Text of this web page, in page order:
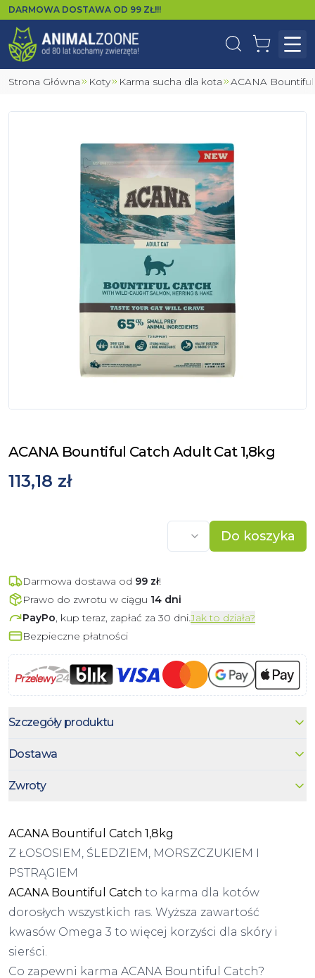
DARMOWA DOSTAWA OD 99 ZŁ!!!
WyszukajKoszyk
Strona Główna Koty Karma sucha dla kota ACANA
ACANA Bountiful Catch Adult Cat 1,8kg
113,18 zł
Do koszyka
Darmowa dostawa od 99 zł!
Prawo do zwrotu w ciągu 14 dni
PayPo, kup teraz, zapłać za 30 dni.Jak to działa?
Bezpieczne płatności
Szczegóły produktu
Dostawa
Zwroty
ACANA Bountiful Catch 1,8kg
Z ŁOSOSIEM, ŚLEDZIEM, MORSZCZUKIEM I
PSTRĄGIEM
ACANA Bountiful Catch to karma dla kotów
dorosłych wszystkich ras. Wyższa zawartość
kwasów Omega 3 to więcej korzyści dla skóry i
sierści.
Co zapewni karma ACANA Bountiful Catch?